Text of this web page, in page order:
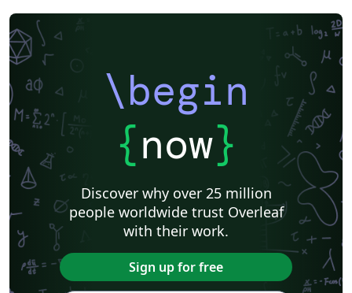
\begin
{now}
Discover why over 25 million
people worldwide trust Overleaf
with their work.
Sign up for free